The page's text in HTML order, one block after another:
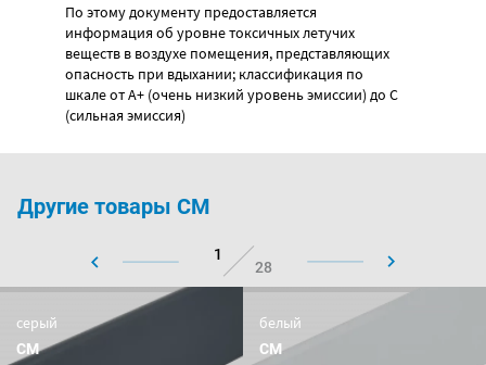
По этому документу предоставляется
информация об уровне токсичных летучих
веществ в воздухе помещения, представляющих
опасность при вдыхании; классификация по
шкале от А+ (очень низкий уровень эмиссии) до С
(сильная эмиссия)
Другие товары CM
1
28
серый
CM
белый
CM